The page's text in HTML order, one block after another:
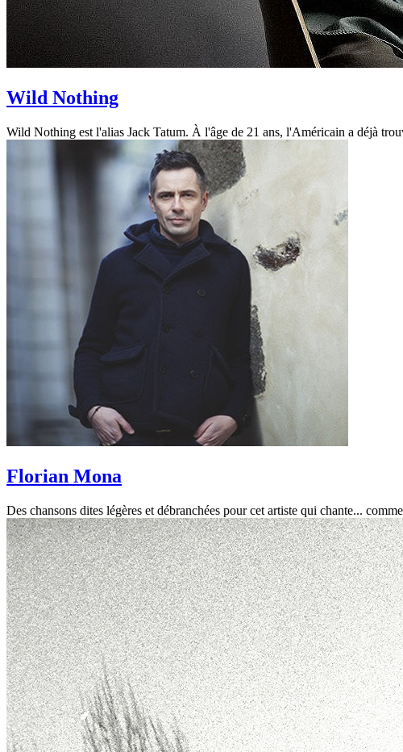
Wild Nothing
Wild Nothing est l'alias Jack Tatum. À l'âge de 21 ans, l'Américain a déjà
Florian Mona
Des chansons dites légères et débranchées pour cet artiste qui chante...